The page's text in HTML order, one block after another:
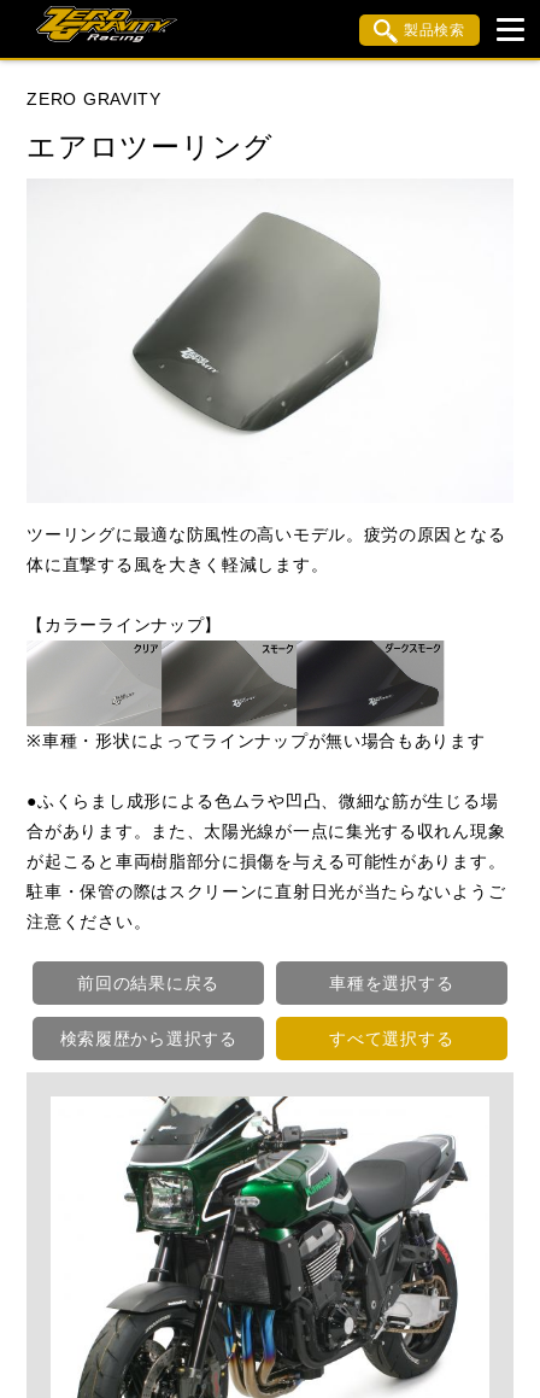
製品検索
ZERO GRAVITY
エアロツーリング
ツーリングに最適な防風性の高いモデル。疲労の原因となる
体に直撃する風を大きく軽減します。
【カラーラインナップ】
※車種・形状によってラインナップが無い場合もあります
●ふくらまし成形による色ムラや凹凸、微細な筋が生じる場
合があります。また、太陽光線が一点に集光する収れん現象
が起こると車両樹脂部分に損傷を与える可能性があります。
駐車・保管の際はスクリーンに直射日光が当たらないようご
注意ください。
前回の結果に戻る 車種を選択する
検索履歴から選択する すべて選択する